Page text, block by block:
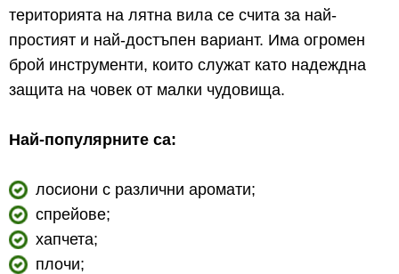
територията на лятна вила се счита за най-
простият и най-достъпен вариант. Има огромен
брой инструменти, които служат като надеждна
защита на човек от малки чудовища.
Най-популярните са:
лосиони с различни аромати;
спрейове;
хапчета;
плочи;